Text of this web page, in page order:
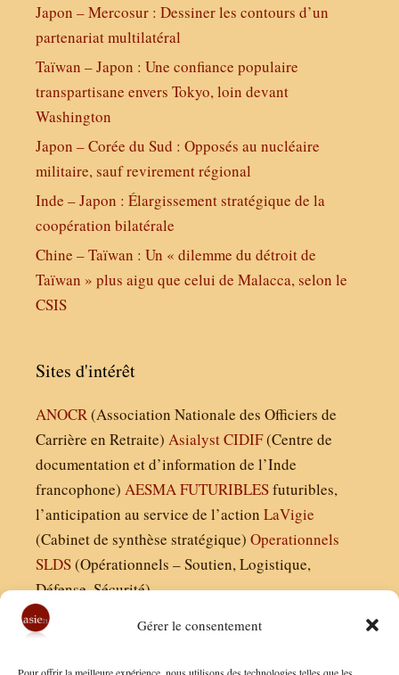
Gérer le consentement
Japon – Mercosur : Dessiner les contours d’un
partenariat multilatéral
Taïwan – Japon : Une confiance populaire
transpartisane envers Tokyo, loin devant
Washington
Japon – Corée du Sud : Opposés au nucléaire
militaire, sauf revirement régional
Inde – Japon : Élargissement stratégique de la
coopération bilatérale
Chine – Taïwan : Un « dilemme du détroit de
Taïwan » plus aigu que celui de Malacca, selon le
CSIS
Sites d'intérêt
ANOCR(Association Nationale des Officiers de
Carrière en Retraite) AsialystCIDIF(Centre de
documentation et d’information de l’Inde
francophone) AESMAFUTURIBLESfuturibles,
l’anticipation au service de l’action LaVigie
(Cabinet de synthèse stratégique) Operationnels
SLDS(Opérationnels – Soutien, Logistique,
Défense, Sécurité)